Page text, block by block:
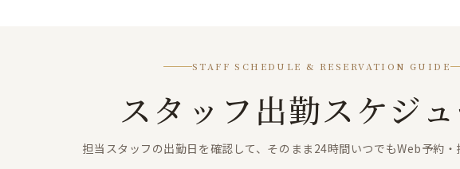
STAFF SCHEDULE & RESERVATION GUIDE
スタッフ出勤スケジ
担当スタッフの出勤日を確認して、そのまま24時間いつでもWeb予約・